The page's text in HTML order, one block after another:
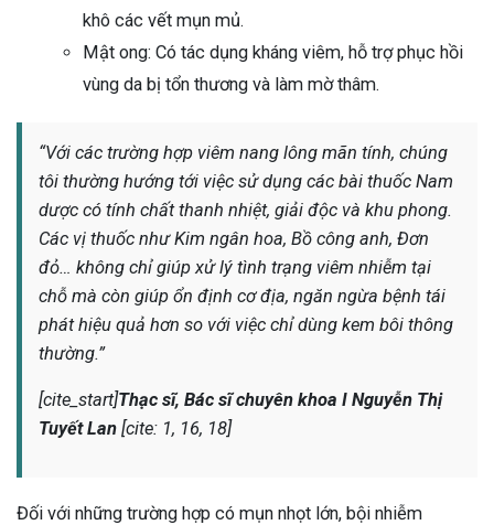
khô các vết mụn mủ.
Mật ong: Có tác dụng kháng viêm, hỗ trợ phục hồi
vùng da bị tổn thương và làm mờ thâm.
“Với các trường hợp viêm nang lông mãn tính, chúng
tôi thường hướng tới việc sử dụng các bài thuốc Nam
dược có tính chất thanh nhiệt, giải độc và khu phong.
Các vị thuốc như Kim ngân hoa, Bồ công anh, Đơn
đỏ… không chỉ giúp xử lý tình trạng viêm nhiễm tại
chỗ mà còn giúp ổn định cơ địa, ngăn ngừa bệnh tái
phát hiệu quả hơn so với việc chỉ dùng kem bôi thông
thường.”
[cite_start]Thạc sĩ, Bác sĩ chuyên khoa I Nguyễn Thị
Tuyết Lan [cite: 1, 16, 18]
Đối với những trường hợp có mụn nhọt lớn, bội nhiễm